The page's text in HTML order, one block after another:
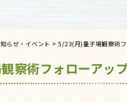
らせ・イベント > 5/23(月)量子場観察術
察術フォローアッ